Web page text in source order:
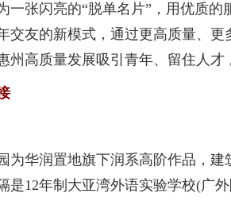
一张闪亮的“脱单名片”，用优质
交友的新模式，通过更高质量、
州高质量发展吸引青年、留住人才
华润置地旗下润系高阶作品，建
是12年制大亚湾外语实验学校(广